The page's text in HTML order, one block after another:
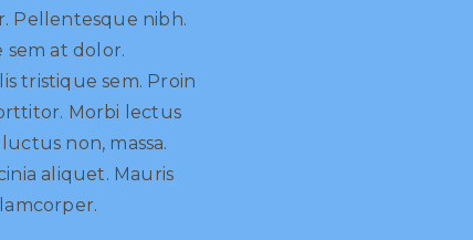
Pellentesque nibh.
sem at dolor.
tristique sem. Proin
Morbi lectus
non, massa.
aliquet. Mauris